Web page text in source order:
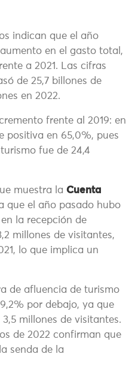
indican que el año
en el gasto total,
a 2021. Las cifras
de 25,7 billones de
en 2022.
frente al 2019: en
positiva en 65,0%, pues
fue de 24,4
muestra la Cuenta
que el año pasado hubo
la recepción de
millones de visitantes,
lo que implica un
de afluencia de turismo
por debajo, ya que
millones de visitantes.
de 2022 confirman que
senda de la